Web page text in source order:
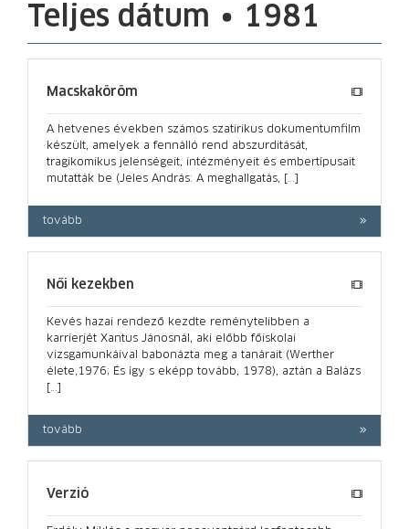
Teljes dátum ∙ 1981
Macskaköröm
A hetvenes években számos szatirikus dokumentumfilm
készült, amelyek a fennálló rend abszurditását,
tragikomikus jelenségeit, intézményeit és embertípusait
mutatták be (Jeles András: A meghallgatás, […]
tovább
Női kezekben
Kevés hazai rendező kezdte reménytelibben a
karrierjét Xantus Jánosnál, aki előbb főiskolai
vizsgamunkáival babonázta meg a tanárait (Werther
élete,1976; És így s eképp tovább, 1978), aztán a Balázs
[…]
tovább
Verzió